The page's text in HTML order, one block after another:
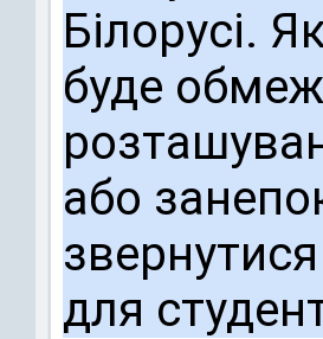
Білорусі.
буде
або
звернутися
для